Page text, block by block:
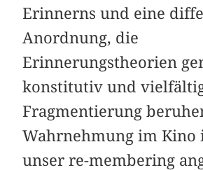
Erinnerns und eine
Anordnung, die
Erinnerungstheorien
konstitutiv und
Fragmentierung
Wahrnehmung im Kino
unser re-membering